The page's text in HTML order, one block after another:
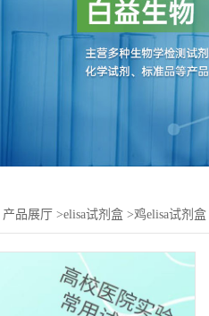
产品展厅 >elisa试剂盒 >鸡elisa试剂盒